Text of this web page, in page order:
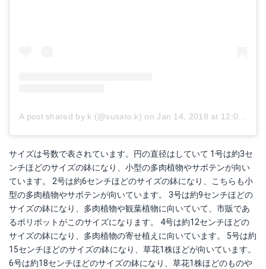
A post shared by k (@susato.k) onJan 14, 2018 at 12:01pm PST
サイズは号数で表されています。円の直径はしていて 1号は約3セ
ンチほどのサイズの鉢になり、小型の多肉植物やサボテンが向い
ています。 2号は約6センチほどのサイズの鉢になり、こちらも小
型の多肉植物やサボテンが向いています。 3号は約9センチほどの
サイズの鉢になり、多肉植物や観葉植物に向いていて、市販であ
るポリポットがこのサイズになります。 4号は約12センチほどの
サイズの鉢になり、多肉植物の寄せ植えに向いています。 5号は約
15センチほどのサイズの鉢になり、草花1株ほどが向いています。
6号は約18センチほどのサイズの鉢になり、草花1株ほどのものや